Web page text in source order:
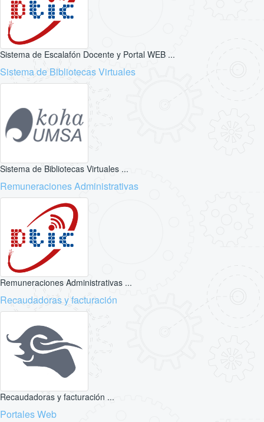
Sistema de Escalafón Docente y Portal WEB ...
Sistema de Bibliotecas Virtuales
Sistema de Bibliotecas Virtuales ...
Remuneraciones Administrativas
Remuneraciones Administrativas ...
Recaudadoras y facturación
Recaudadoras y facturación ...
Portales Web